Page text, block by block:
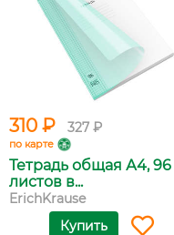
310 ₽ 327 ₽
по карте
Тетрадь общая А4, 96
листов в...
ErichKrause
Купить